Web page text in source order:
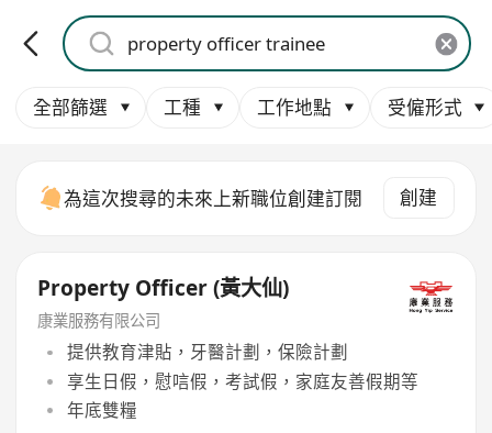
全部篩選 工種 工作地點 受僱形式
為這次搜尋的未來上新職位創建訂閱 創建
Property Officer (黃大仙)
康業服務有限公司
提供教育津貼，牙醫計劃，保險計劃
享生日假，慰唁假，考試假，家庭友善假期等
年底雙糧